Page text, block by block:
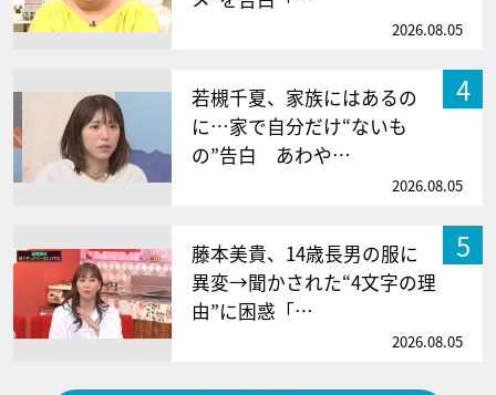
2026.08.05
4
若槻千夏、家族にはあるの
に…家で自分だけ“ないも
の”告白 あわや…
2026.08.05
5
藤本美貴、14歳長男の服に
異変→聞かされた“4文字の理
由”に困惑「…
2026.08.05